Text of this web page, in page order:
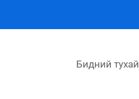
Бидний тухай